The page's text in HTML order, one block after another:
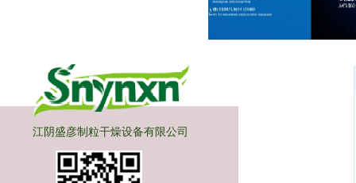
江阴盛彦制粒干燥设备有限公司